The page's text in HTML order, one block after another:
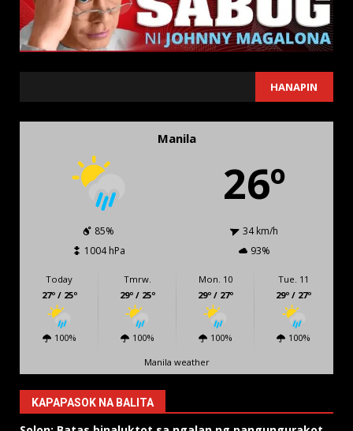
HANAPIN
Manila
26º
85%
34 km/h
1004 hPa
93%
Today
27º / 25º
100%
Tmrw.
29º / 25º
100%
Mon. 10
29º / 27º
100%
Tue. 11
29º / 27º
100%
Manila weather
KAPAPASOK NA BALITA